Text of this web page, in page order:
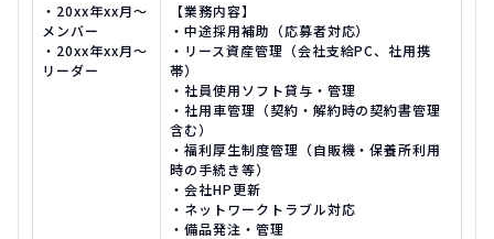
・20xx年xx月〜
メンバー
・20xx年xx月〜
リーダー
【業務内容】
・中途採用補助（応募者対応）
・リース資産管理（会社支給PC、社用携
帯）
・社員使用ソフト貸与・管理
・社用車管理（契約・解約時の契約書管理
含む）
・福利厚生制度管理（自販機・保養所利用
時の手続き等）
・会社HP更新
・ネットワークトラブル対応
・備品発注・管理